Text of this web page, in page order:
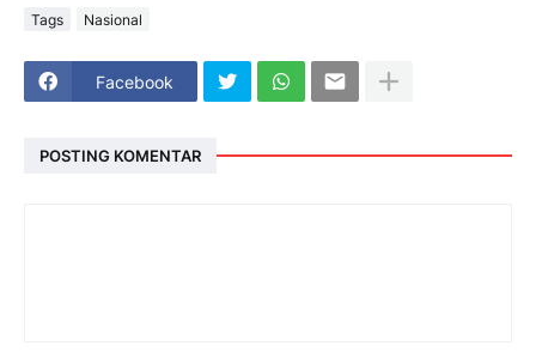
Tags Nasional
Facebook
POSTING KOMENTAR